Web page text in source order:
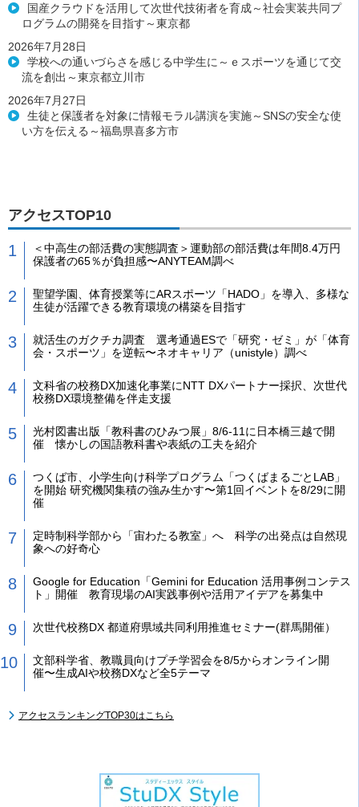
国産クラウドを活用して次世代技術者を育成～社会実装共同プ
ログラムの開発を目指す～東京都
2026年7月28日
学校への通いづらさを感じる中学生に～ｅスポーツを通じて交
流を創出～東京都立川市
2026年7月27日
生徒と保護者を対象に情報モラル講演を実施～SNSの安全な使
い方を伝える～福島県喜多方市
アクセスTOP10
＜中高生の部活費の実態調査＞運動部の部活費は年間8.4万円
保護者の65％が負担感〜ANYTEAM調べ
聖望学園、体育授業等にARスポーツ「HADO」を導入、多様な
生徒が活躍できる教育環境の構築を目指す
就活生のガクチカ調査 選考通過ESで「研究・ゼミ」が「体育
会・スポーツ」を逆転〜ネオキャリア（unistyle）調べ
文科省の校務DX加速化事業にNTT DXパートナー採択、次世代
校務DX環境整備を伴走支援
光村図書出版「教科書のひみつ展」8/6-11に日本橋三越で開
催 懐かしの国語教科書や表紙の工夫を紹介
つくば市、小学生向け科学プログラム「つくばまるごとLAB」
を開始 研究機関集積の強み生かす〜第1回イベントを8/29に開
催
定時制科学部から「宙わたる教室」へ 科学の出発点は自然現
象への好奇心
Google for Education「Gemini for Education 活用事例コンテス
ト」開催 教育現場のAI実践事例や活用アイデアを募集中
次世代校務DX 都道府県域共同利用推進セミナー(群馬開催）
文部科学省、教職員向けプチ学習会を8/5からオンライン開
催〜生成AIや校務DXなど全5テーマ
アクセスランキングTOP30はこちら